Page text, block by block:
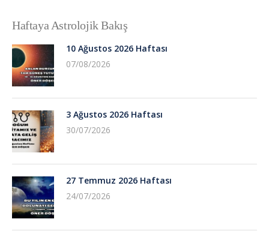
Haftaya Astrolojik Bakış
10 Ağustos 2026 Haftası
07/08/2026
3 Ağustos 2026 Haftası
30/07/2026
27 Temmuz 2026 Haftası
24/07/2026